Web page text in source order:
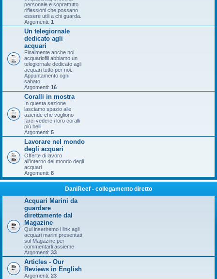
personale e soprattutto
riflessioni che possano
essere utili a chi guarda.
Argomenti: 1
Un telegiornale
dedicato agli
acquari
Finalmente anche noi
acquariofili abbiamo un
telegiornale dedicato agli
acquari tutto per noi.
Appuntamento ogni
sabato!
Argomenti: 16
Coralli in mostra
In questa sezione
lasciamo spazio alle
aziende che vogliono
farci vedere i loro coralli
più belli
Argomenti: 5
Lavorare nel mondo
degli acquari
Offerte di lavoro
all'interno del mondo degli
acquari
Argomenti: 8
DaniReef - collegamento diretto
Acquari Marini da
guardare
direttamente dal
Magazine
Qui inseriremo i link agli
acquari marini presentati
sul Magazine per
commentarli assieme
Argomenti: 33
Articles - Our
Reviews in English
Argomenti: 23